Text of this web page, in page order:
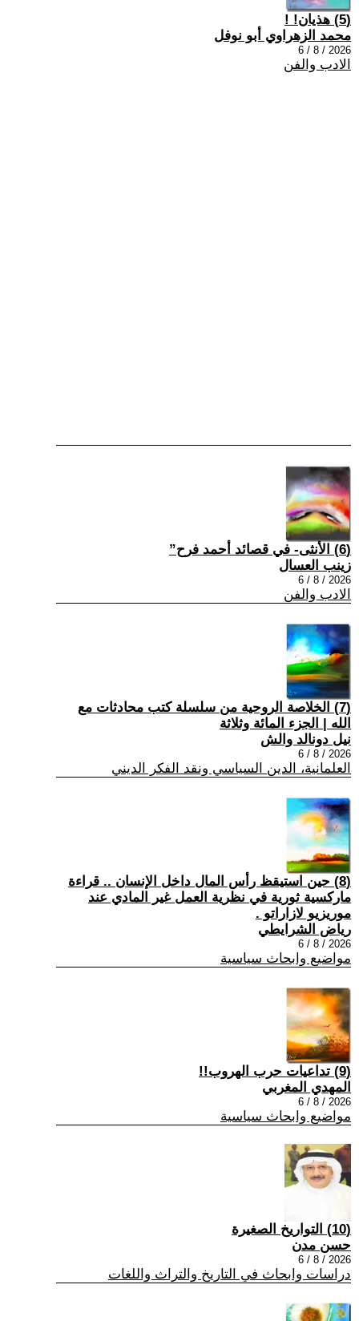
(5) هذيان! !
محمد الزهراوي أبو نوفل
2026 / 8 / 6
الادب والفن
(6) الأنثى- في قصائد أحمد فرح”
زينب العسال
2026 / 8 / 6
الادب والفن
(7) الخلاصة الروحية من سلسلة كتب محادثات مع
الله | الجزء المائة وثلاثة
نيل دونالد والش
2026 / 8 / 6
العلمانية، الدين السياسي ونقد الفكر الديني
(8) حين استيقظ رأس المال داخل الإنسان .. قراءة
ماركسية ثورية في نظرية العمل غير المادي عند
موريزيو لازاراتو .
رياض الشرايطي
2026 / 8 / 6
مواضيع وابحاث سياسية
(9) تداعيات حرب الهروب!!
المهدي المغربي
2026 / 8 / 6
مواضيع وابحاث سياسية
(10) التواريخ الصغيرة
حسن مدن
2026 / 8 / 6
دراسات وابحاث في التاريخ والتراث واللغات